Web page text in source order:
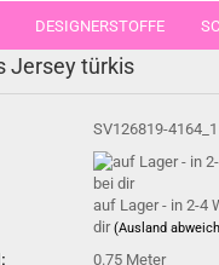
DESIGNERSTOFFE
Jersey türkis
SV126819-4164_1
auf Lager - in 2-4
dir(Ausland
0.75 Meter